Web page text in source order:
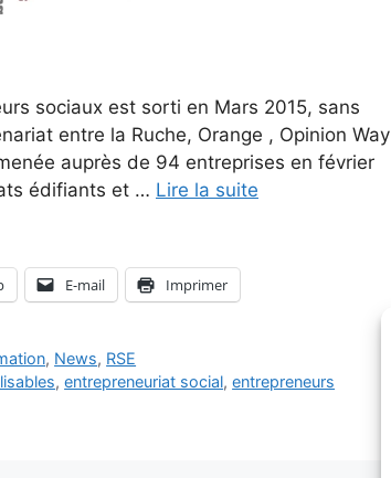
sociaux est sorti en Mars 2015, sans
entre la Ruche, Orange , Opinion Way
auprès de 94 entreprises en février
édifiants et … Lire la suite
E-mail Imprimer
, News, RSE
,entrepreneuriat social,entrepreneurs